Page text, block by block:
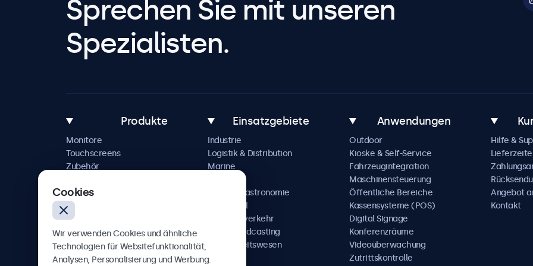
Sprechen Sie mit unseren
Spezialisten.
Produkte
Monitore
Touchscreens
Zubehör
Einsatzgebiete
Industrie
Logistik & Distribution
Marine
Hotel & Gastronomie
Automobil
Schienenverkehr
AV & Broadcasting
Gesundheitswesen
Anwendungen
Outdoor
Kioske & Self-Service
Fahrzeugintegration
Maschinensteuerung
Öffentliche Bereiche
Kassensysteme (POS)
Digital Signage
Konferenzräume
Videoüberwachung
Zutrittskontrolle
Hilfe &
Angebot
Kontakt
Cookies
Wir verwenden Cookies und ähnliche
Technologien für Websitefunktionalität,
Analysen, Personalisierung und Werbung.